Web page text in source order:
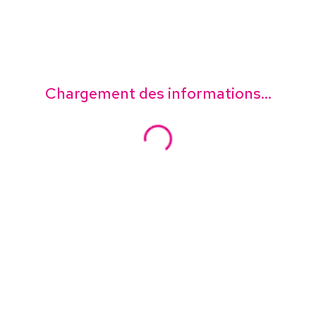
Chargement des informations...